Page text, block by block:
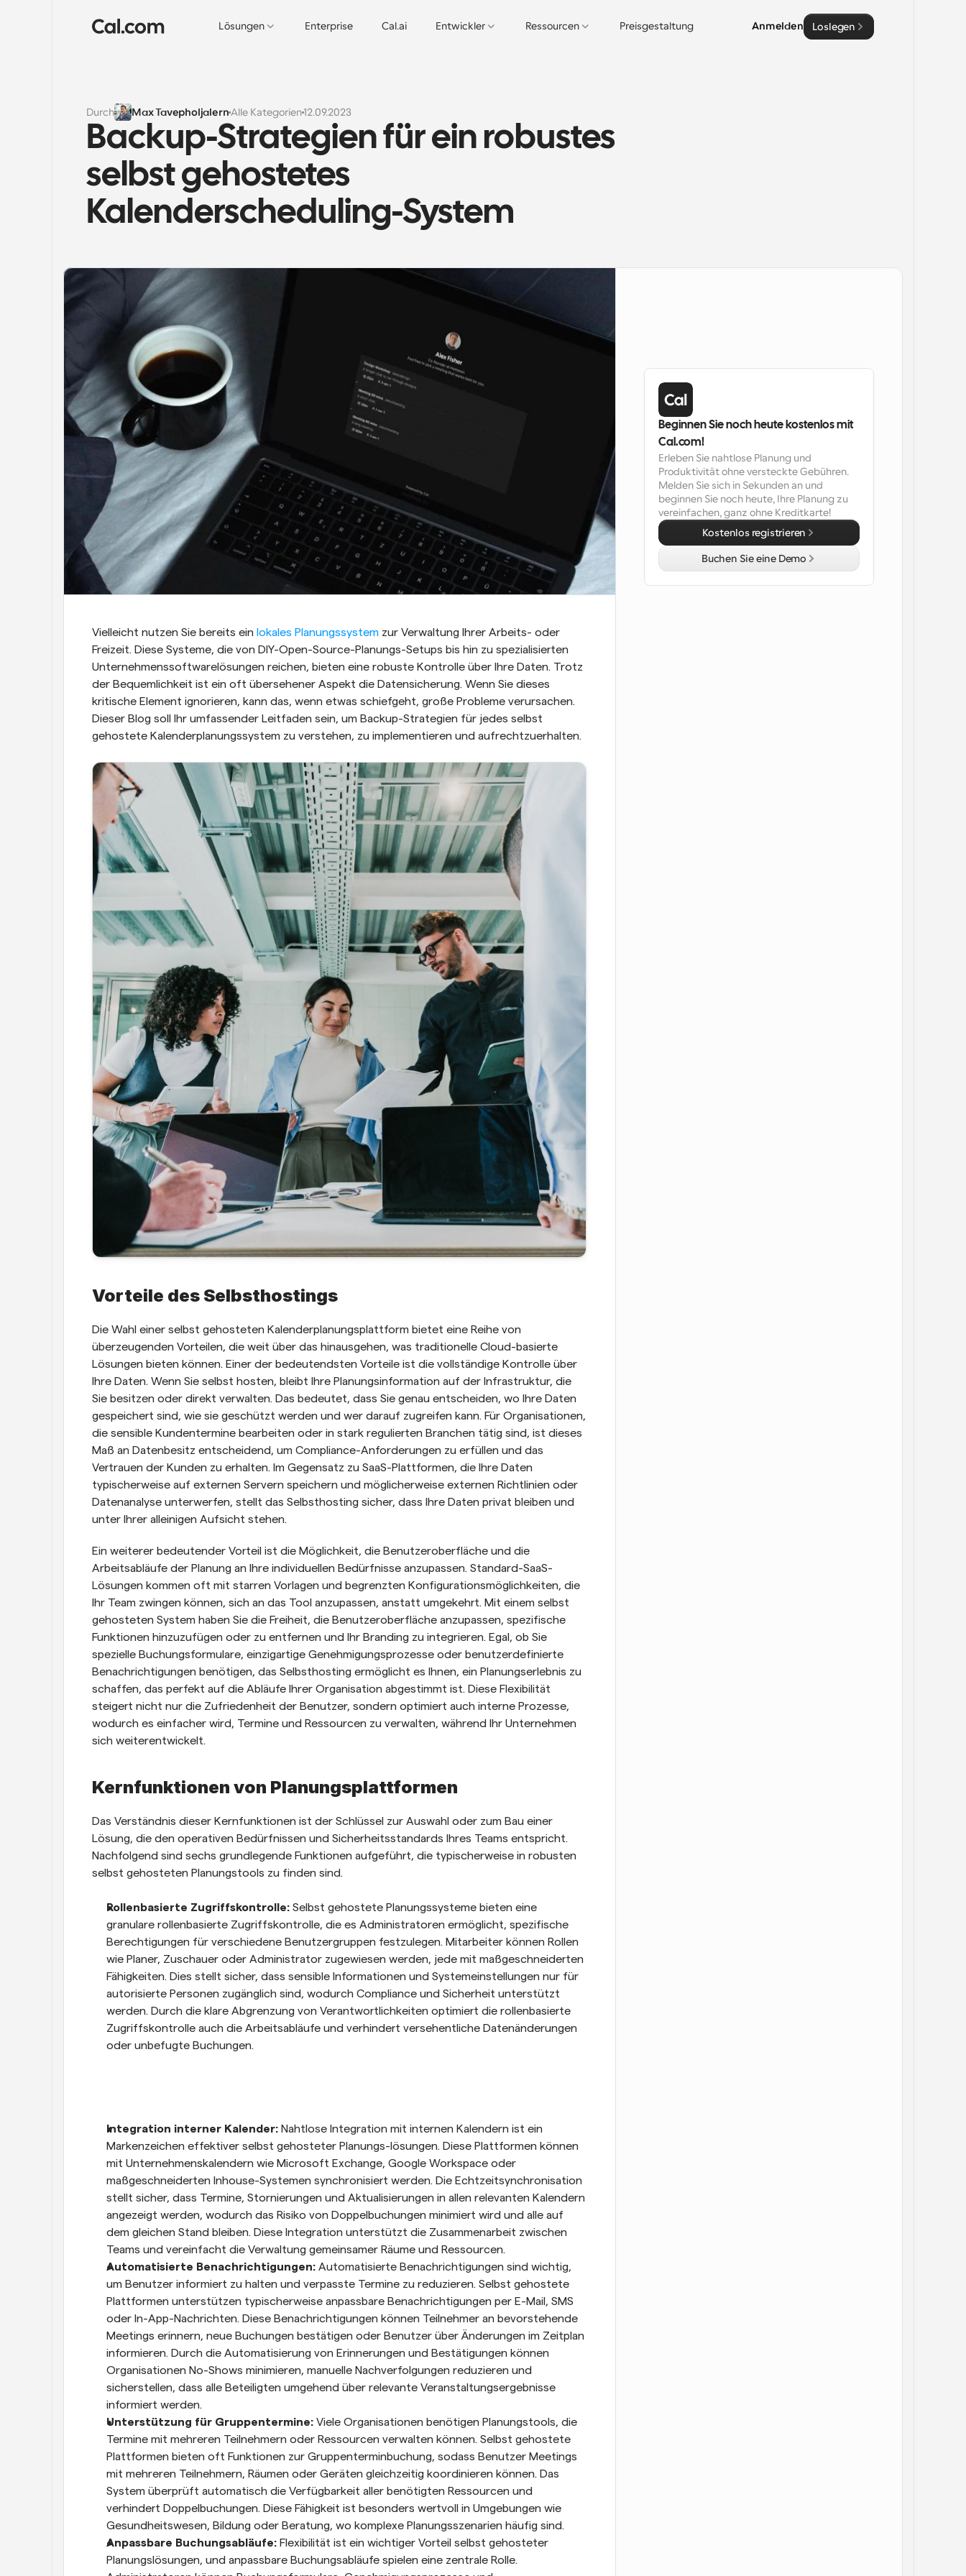
Lösungen Enterprise Cal.ai Entwickler Ressourcen Preisgestaltung Anmelden Loslegen
Durch Max Tavepholjalern Alle Kategorien12.09.2023
Backup-Strategien für ein robustes
selbst gehostetes
Kalenderscheduling-System
Vielleicht nutzen Sie bereits ein lokales Planungssystem zur Verwaltung Ihrer Arbeits- oder
Freizeit. Diese Systeme, die von DIY-Open-Source-Planungs-Setups bis hin zu spezialisierten
Unternehmenssoftwarelösungen reichen, bieten eine robuste Kontrolle über Ihre Daten. Trotz
der Bequemlichkeit ist ein oft übersehener Aspekt die Datensicherung. Wenn Sie dieses
kritische Element ignorieren, kann das, wenn etwas schiefgeht, große Probleme verursachen.
Dieser Blog soll Ihr umfassender Leitfaden sein, um Backup-Strategien für jedes selbst
gehostete Kalenderplanungssystem zu verstehen, zu implementieren und aufrechtzuerhalten.
Vorteile des Selbsthostings
Die Wahl einer selbst gehosteten Kalenderplanungsplattform bietet eine Reihe von
überzeugenden Vorteilen, die weit über das hinausgehen, was traditionelle Cloud-basierte
Lösungen bieten können. Einer der bedeutendsten Vorteile ist die vollständige Kontrolle über
Ihre Daten. Wenn Sie selbst hosten, bleibt Ihre Planungsinformation auf der Infrastruktur, die
Sie besitzen oder direkt verwalten. Das bedeutet, dass Sie genau entscheiden, wo Ihre Daten
gespeichert sind, wie sie geschützt werden und wer darauf zugreifen kann. Für Organisationen,
die sensible Kundentermine bearbeiten oder in stark regulierten Branchen tätig sind, ist dieses
Maß an Datenbesitz entscheidend, um Compliance-Anforderungen zu erfüllen und das
Vertrauen der Kunden zu erhalten. Im Gegensatz zu SaaS-Plattformen, die Ihre Daten
typischerweise auf externen Servern speichern und möglicherweise externen Richtlinien oder
Datenanalyse unterwerfen, stellt das Selbsthosting sicher, dass Ihre Daten privat bleiben und
unter Ihrer alleinigen Aufsicht stehen.
Ein weiterer bedeutender Vorteil ist die Möglichkeit, die Benutzeroberfläche und die
Arbeitsabläufe der Planung an Ihre individuellen Bedürfnisse anzupassen. Standard-SaaS-
Lösungen kommen oft mit starren Vorlagen und begrenzten Konfigurationsmöglichkeiten, die
Ihr Team zwingen können, sich an das Tool anzupassen, anstatt umgekehrt. Mit einem selbst
gehosteten System haben Sie die Freiheit, die Benutzeroberfläche anzupassen, spezifische
Funktionen hinzuzufügen oder zu entfernen und Ihr Branding zu integrieren. Egal, ob Sie
spezielle Buchungsformulare, einzigartige Genehmigungsprozesse oder benutzerdefinierte
Benachrichtigungen benötigen, das Selbsthosting ermöglicht es Ihnen, ein Planungserlebnis zu
schaffen, das perfekt auf die Abläufe Ihrer Organisation abgestimmt ist. Diese Flexibilität
steigert nicht nur die Zufriedenheit der Benutzer, sondern optimiert auch interne Prozesse,
wodurch es einfacher wird, Termine und Ressourcen zu verwalten, während Ihr Unternehmen
sich weiterentwickelt.
Kernfunktionen von Planungsplattformen
Das Verständnis dieser Kernfunktionen ist der Schlüssel zur Auswahl oder zum Bau einer
Lösung, die den operativen Bedürfnissen und Sicherheitsstandards Ihres Teams entspricht.
Nachfolgend sind sechs grundlegende Funktionen aufgeführt, die typischerweise in robusten
selbst gehosteten Planungstools zu finden sind.
Rollenbasierte Zugriffskontrolle: Selbst gehostete Planungssysteme bieten eine
granulare rollenbasierte Zugriffskontrolle, die es Administratoren ermöglicht, spezifische
Berechtigungen für verschiedene Benutzergruppen festzulegen. Mitarbeiter können Rollen
wie Planer, Zuschauer oder Administrator zugewiesen werden, jede mit maßgeschneiderten
Fähigkeiten. Dies stellt sicher, dass sensible Informationen und Systemeinstellungen nur für
autorisierte Personen zugänglich sind, wodurch Compliance und Sicherheit unterstützt
werden. Durch die klare Abgrenzung von Verantwortlichkeiten optimiert die rollenbasierte
Zugriffskontrolle auch die Arbeitsabläufe und verhindert versehentliche Datenänderungen
oder unbefugte Buchungen.
Integration interner Kalender: Nahtlose Integration mit internen Kalendern ist ein
Markenzeichen effektiver selbst gehosteter Planungs-lösungen. Diese Plattformen können
mit Unternehmenskalendern wie Microsoft Exchange, Google Workspace oder
maßgeschneiderten Inhouse-Systemen synchronisiert werden. Die Echtzeitsynchronisation
stellt sicher, dass Termine, Stornierungen und Aktualisierungen in allen relevanten Kalendern
angezeigt werden, wodurch das Risiko von Doppelbuchungen minimiert wird und alle auf
dem gleichen Stand bleiben. Diese Integration unterstützt die Zusammenarbeit zwischen
Teams und vereinfacht die Verwaltung gemeinsamer Räume und Ressourcen.
Automatisierte Benachrichtigungen: Automatisierte Benachrichtigungen sind wichtig,
um Benutzer informiert zu halten und verpasste Termine zu reduzieren. Selbst gehostete
Plattformen unterstützen typischerweise anpassbare Benachrichtigungen per E-Mail, SMS
oder In-App-Nachrichten. Diese Benachrichtigungen können Teilnehmer an bevorstehende
Meetings erinnern, neue Buchungen bestätigen oder Benutzer über Änderungen im Zeitplan
informieren. Durch die Automatisierung von Erinnerungen und Bestätigungen können
Organisationen No-Shows minimieren, manuelle Nachverfolgungen reduzieren und
sicherstellen, dass alle Beteiligten umgehend über relevante Veranstaltungsergebnisse
informiert werden.
Unterstützung für Gruppentermine: Viele Organisationen benötigen Planungstools, die
Termine mit mehreren Teilnehmern oder Ressourcen verwalten können. Selbst gehostete
Plattformen bieten oft Funktionen zur Gruppenterminbuchung, sodass Benutzer Meetings
mit mehreren Teilnehmern, Räumen oder Geräten gleichzeitig koordinieren können. Das
System überprüft automatisch die Verfügbarkeit aller benötigten Ressourcen und
verhindert Doppelbuchungen. Diese Fähigkeit ist besonders wertvoll in Umgebungen wie
Gesundheitswesen, Bildung oder Beratung, wo komplexe Planungsszenarien häufig sind.
Anpassbare Buchungsabläufe: Flexibilität ist ein wichtiger Vorteil selbst gehosteter
Planungslösungen, und anpassbare Buchungsabläufe spielen eine zentrale Rolle.
Beginnen Sie noch heute kostenlos mit
Cal.com!
Erleben Sie nahtlose Planung und
Produktivität ohne versteckte Gebühren.
Melden Sie sich in Sekunden an und
beginnen Sie noch heute, Ihre Planung zu
vereinfachen, ganz ohne Kreditkarte!
Kostenlos registrieren
Buchen Sie eine Demo